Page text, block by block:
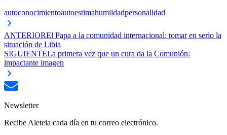
autoconocimientoautoestimahumildadpersonalidad
ANTERIOREl Papa a la comunidad internacional: tomar en serio la
situación de Libia
SIGUIENTELa primera vez que un cura da la Comunión:
impactante imagen
Newsletter
Recibe Aleteia cada día en tu correo electrónico.